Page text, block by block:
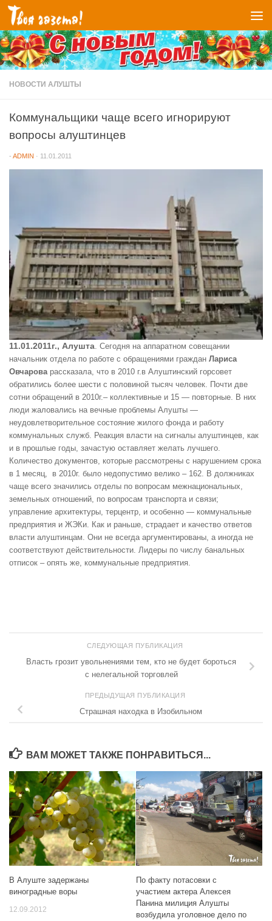
Перейти к содержимому
НОВОСТИ АЛУШТЫ
Коммунальщики чаще всего игнорируют
вопросы алуштинцев
- ADMIN · 11.01.2011
11.01.2011г., Алушта . Сегодня на аппаратном совещании
начальник отдела по работе с обращениями граждан Лариса
Овчарова рассказала, что в 2010 г.в Алуштинский горсовет
обратились более шести с половиной тысяч человек. Почти две
сотни обращений в 2010г.– коллективные и 15 — повторные. В них
люди жаловались на вечные проблемы Алушты —
неудовлетворительное состояние жилого фонда и работу
коммунальных служб. Реакция власти на сигналы алуштинцев, как
и в прошлые годы, зачастую оставляет желать лучшего.
Количество документов, которые рассмотрены с нарушением срока
в 1 месяц, в 2010г. было недопустимо велико – 162. В должниках
чаще всего значились отделы по вопросам межнациональных,
земельных отношений, по вопросам транспорта и связи;
управление архитектуры, терцентр, и особенно — коммунальные
предприятия и ЖЭКи. Как и раньше, страдает и качество ответов
власти алуштинцам. Они не всегда аргументированы, а иногда не
соответствуют действительности. Лидеры по числу банальных
отписок – опять же, коммунальные предприятия.
СЛЕДУЮЩАЯ ПУБЛИКАЦИЯ
Власть грозит увольнениями тем, кто не будет бороться
с нелегальной торговлей
ПРЕДЫДУЩАЯ ПУБЛИКАЦИЯ
Страшная находка в Изобильном
ВАМ МОЖЕТ ТАКЖЕ ПОНРАВИТЬСЯ...
В Алуште задержаны
виноградные воры
12.09.2012
По факту потасовки с
участием актера Алексея
Панина милиция Алушты
возбудила уголовное дело по